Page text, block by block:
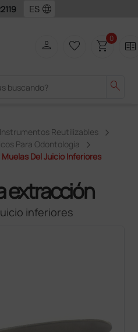
language
search
person favorite_border shopping_cart0 two_pager
Instrumentos Reutilizables
Para Odontología
Del Juicio Inferiores
extracción
inferiores